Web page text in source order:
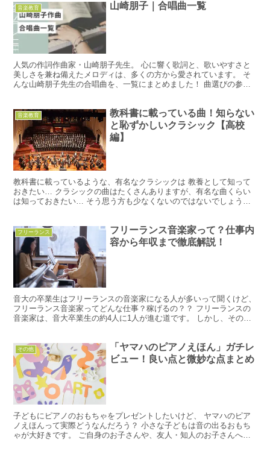
音楽教育 山崎朋子｜合唱曲一覧
人気の作詞作曲家・山崎朋子先生。 心に響く歌詞と、歌いやすさと
美しさを兼ね備えたメロディは、多くの方から愛されています。 そ
んな山崎朋子先生の合唱曲を、一覧にまとめました！ 曲選びの参考
音楽教育
教科書に載っている曲！知らない
と恥ずかしいクラシック【高校
編】
教科書に載っているような、有名なクラシックは 教養として知って
おきたい… クラシックの曲はたくさんありますが、有名な曲くらい
は知っておきたい… そう思う方も少なくないのではないでしょう
フリーランス
フリーランス音楽家って？仕事内
容から年収まで徹底解説！
音大の卒業生はフリーランスの音楽家になる人が多いって聞くけど、
フリーランス音楽家ってどんな仕事？稼げるの？？ フリーランスの
音楽家は、音大卒業生の約4人に1人が進む道です。 しかし、その仕
その他
「ヤマハのピアノえほん」ガチレ
ビュー！良い点と微妙な点まとめ
子どもにピアノのおもちゃをプレゼントしたいけど、 ヤマハのピア
ノえほんって実際どうなんだろう？ 小さな子どもは音の出るおもち
ゃが大好きです。 ご自身のお子さんや、友人・知人のお子さんへの